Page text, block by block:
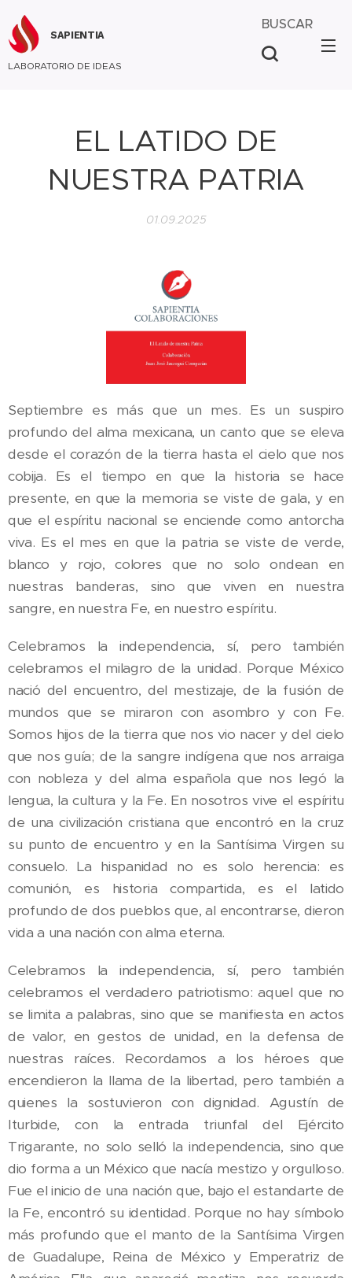
SAPIENTIA
LABORATORIO DE IDEAS
BUSCAR
EL LATIDO DE
NUESTRA PATRIA
01.09.2025
Septiembre es más que un mes. Es un suspiro
profundo del alma mexicana, un canto que se eleva
desde el corazón de la tierra hasta el cielo que nos
cobija. Es el tiempo en que la historia se hace
presente, en que la memoria se viste de gala, y en
que el espíritu nacional se enciende como antorcha
viva. Es el mes en que la patria se viste de verde,
blanco y rojo, colores que no solo ondean en
nuestras banderas, sino que viven en nuestra
sangre, en nuestra Fe, en nuestro espíritu.
Celebramos la independencia, sí, pero también
celebramos el milagro de la unidad. Porque México
nació del encuentro, del mestizaje, de la fusión de
mundos que se miraron con asombro y con Fe.
Somos hijos de la tierra que nos vio nacer y del cielo
que nos guía; de la sangre indígena que nos arraiga
con nobleza y del alma española que nos legó la
lengua, la cultura y la Fe. En nosotros vive el espíritu
de una civilización cristiana que encontró en la cruz
su punto de encuentro y en la Santísima Virgen su
consuelo. La hispanidad no es solo herencia: es
comunión, es historia compartida, es el latido
profundo de dos pueblos que, al encontrarse, dieron
vida a una nación con alma eterna.
Celebramos la independencia, sí, pero también
celebramos el verdadero patriotismo: aquel que no
se limita a palabras, sino que se manifiesta en actos
de valor, en gestos de unidad, en la defensa de
nuestras raíces. Recordamos a los héroes que
encendieron la llama de la libertad, pero también a
quienes la sostuvieron con dignidad. Agustín de
Iturbide, con la entrada triunfal del Ejército
Trigarante, no solo selló la independencia, sino que
dio forma a un México que nacía mestizo y orgulloso.
Fue el inicio de una nación que, bajo el estandarte de
la Fe, encontró su identidad. Porque no hay símbolo
más profundo que el manto de la Santísima Virgen
de Guadalupe, Reina de México y Emperatriz de